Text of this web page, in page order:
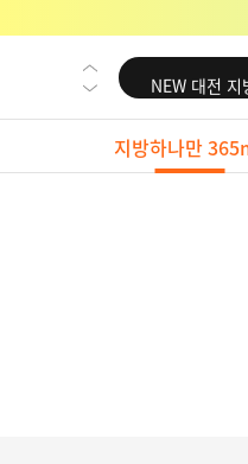
NEW 교대 지
NEW 대전 지
NEW 노원 지
NEW
NEW
지방하나만